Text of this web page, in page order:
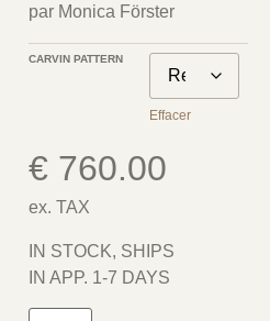
par Monica Förster
CARVIN PATTERN
Effacer
€ 760.00
ex. TAX
IN STOCK, SHIPS
IN APP. 1-7 DAYS